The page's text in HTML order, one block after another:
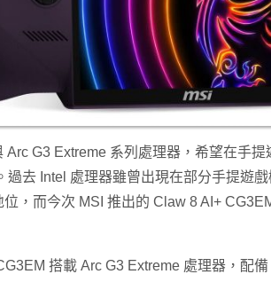
Arc G3 Extreme 系列處理器，希望在手
過去 Intel 處理器雖曾出現在部分手提遊
，而今次 MSI 推出的 Claw 8 AI+
搭載 Arc G3 Extreme 處理器，配